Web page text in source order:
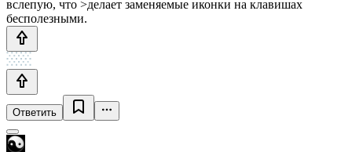
вслепую, что >делает заменяемые иконки на клавишах
бесполезными.
Ответить